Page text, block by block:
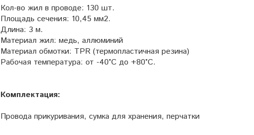
Кол-во жил в проводе: 130 шт.
Площадь сечения: 10,45 мм2.
Длина: 3 м.
Материал жил: медь, аллюминий
Материал обмотки: TPR (термопластичная резина)
Рабочая температура: от -40°C до +80°C.
Комплектация:
Провода прикуривания, сумка для хранения, перчатки